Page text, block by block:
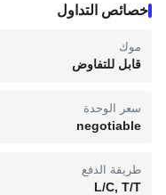
خصائص التداول
موك
قابل للتفاوض
سعر الوحدة
negotiable
طريقة الدفع
L/C, T/T